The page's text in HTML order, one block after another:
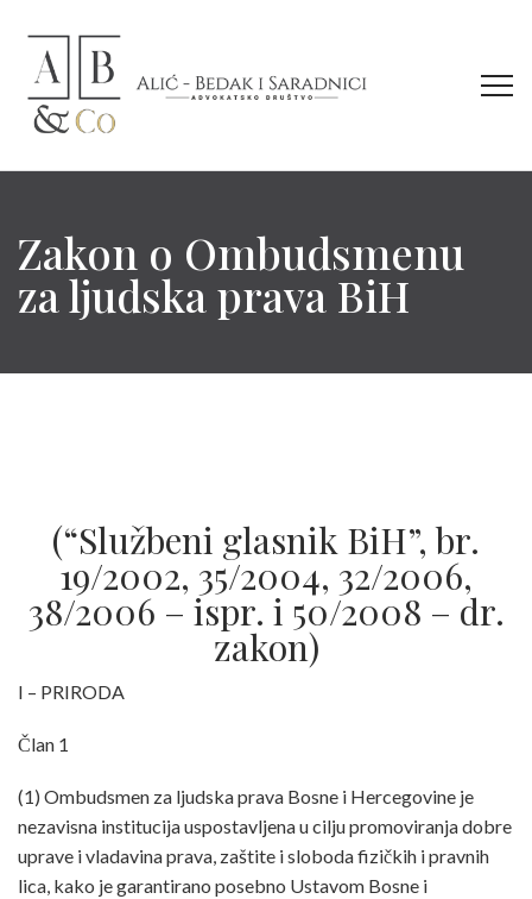
Zakon o Ombudsmenu
za ljudska prava BiH
(“Službeni glasnik BiH”, br.
19/2002, 35/2004, 32/2006,
38/2006 – ispr. i 50/2008 – dr.
zakon)
I – PRIRODA
Član 1
(1) Ombudsmen za ljudska prava Bosne i Hercegovine je
nezavisna institucija uspostavljena u cilju promoviranja dobre
uprave i vladavina prava, zaštite i sloboda fizičkih i pravnih
lica, kako je garantirano posebno Ustavom Bosne i